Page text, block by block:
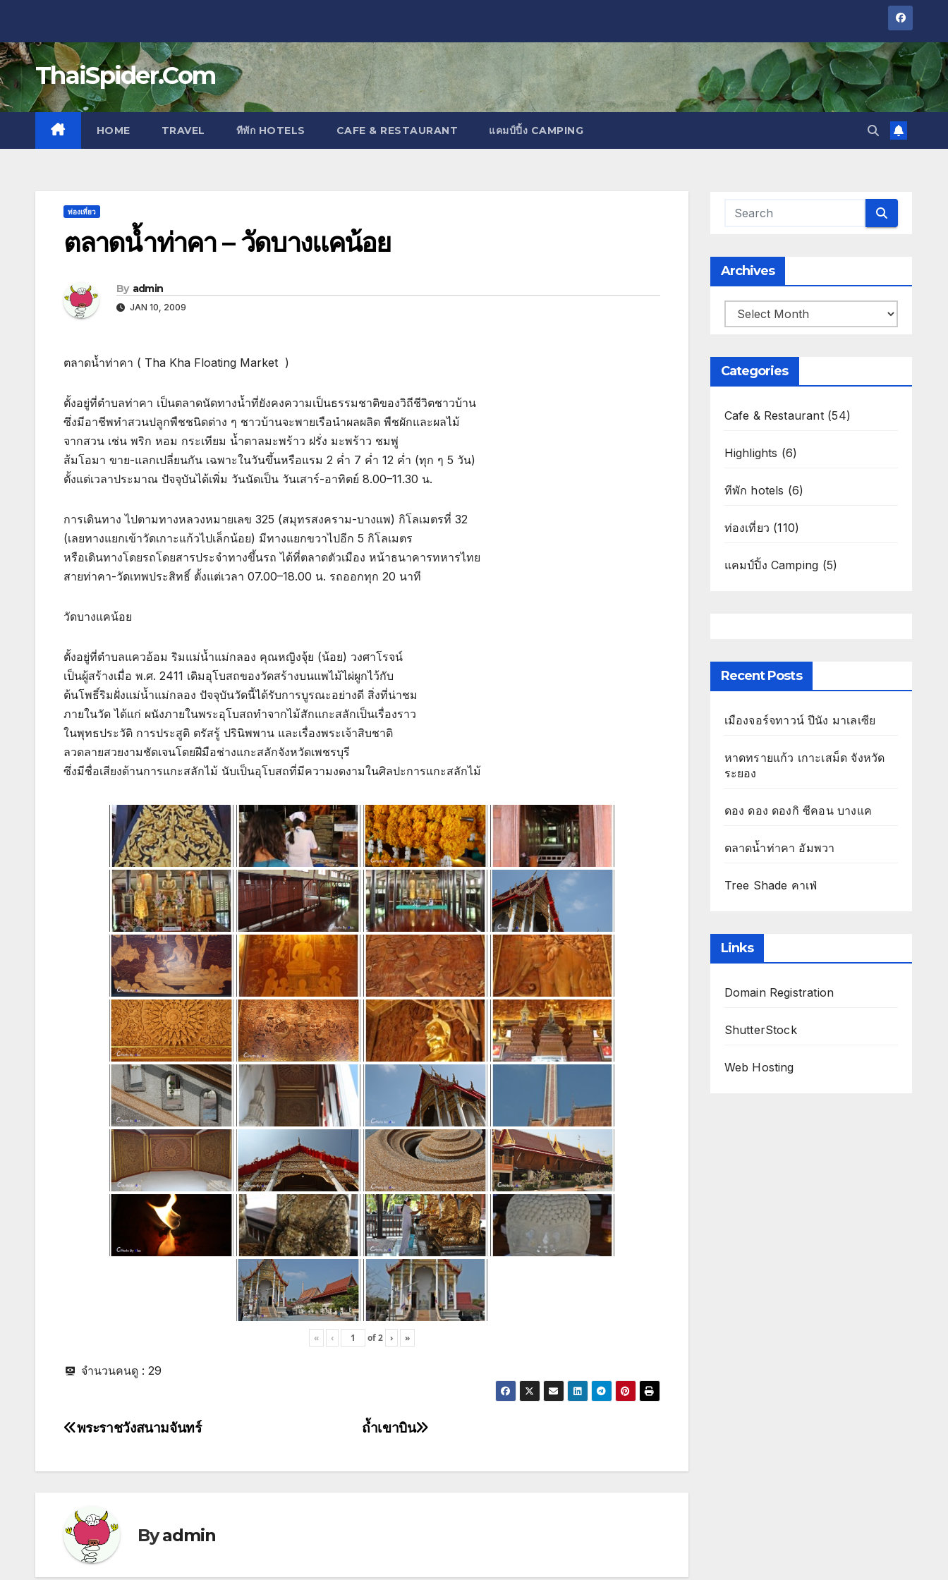
content
ThaiSpider.Com
HOME TRAVEL ทีพัก HOTELS CAFE & RESTAURANT แคมป์ปิ้ง CAMPING
ท่องเที่ยว
ตลาดน้ำท่าคา – วัดบางแคน้อย
By admin
JAN 10, 2009
ตลาดน้ำท่าคา ( Tha Kha Floating Market )
ตั้งอยู่ที่ตำบลท่าคา เป็นตลาดนัดทางน้ำที่ยังคงความเป็นธรรมชาติของวิถีชีวิตชาวบ้าน
ซึ่งมีอาชีพทำสวนปลูกพืชชนิดต่าง ๆ ชาวบ้านจะพายเรือนำผลผลิต พืชผักและผลไม้
จากสวน เช่น พริก หอม กระเทียม น้ำตาลมะพร้าว ฝรั่ง มะพร้าว ชมพู่
ส้มโอมา ขาย-แลกเปลี่ยนกัน เฉพาะในวันขึ้นหรือแรม 2 ค่ำ 7 ค่ำ 12 ค่ำ (ทุก ๆ 5 วัน)
ตั้งแต่เวลาประมาณ ปัจจุบันได้เพิ่ม วันนัดเป็น วันเสาร์-อาทิตย์ 8.00–11.30 น.
การเดินทาง ไปตามทางหลวงหมายเลข 325 (สมุทรสงคราม-บางแพ) กิโลเมตรที่ 32
(เลยทางแยกเข้าวัดเกาะแก้วไปเล็กน้อย) มีทางแยกขวาไปอีก 5 กิโลเมตร
หรือเดินทางโดยรถโดยสารประจำทางขึ้นรถ ได้ที่ตลาดตัวเมือง หน้าธนาคารทหารไทย
สายท่าคา-วัดเทพประสิทธิ์ ตั้งแต่เวลา 07.00–18.00 น. รถออกทุก 20 นาที
วัดบางแคน้อย
ตั้งอยู่ที่ตำบลแควอ้อม ริมแม่น้ำแม่กลอง คุณหญิงจุ้ย (น้อย) วงศาโรจน์
เป็นผู้สร้างเมื่อ พ.ศ. 2411 เดิมอุโบสถของวัดสร้างบนแพไม้ไผ่ผูกไว้กับ
ต้นโพธิ์ริมฝั่งแม่น้ำแม่กลอง ปัจจุบันวัดนี้ได้รับการบูรณะอย่างดี สิ่งที่น่าชม
ภายในวัด ได้แก่ ผนังภายในพระอุโบสถทำจากไม้สักแกะสลักเป็นเรื่องราว
ในพุทธประวัติ การประสูติ ตรัสรู้ ปรินิพพาน และเรื่องพระเจ้าสิบชาติ
ลวดลายสวยงามชัดเจนโดยฝีมือช่างแกะสลักจังหวัดเพชรบุรี
ซึ่งมีชื่อเสียงด้านการแกะสลักไม้ นับเป็นอุโบสถที่มีความงดงามในศิลปะการแกะสลักไม้
« ‹ of2 › »
จำนวนคนดู : 29
Post
ถ้ำเขาบิน
พระราชวังสนามจันทร์
Byadmin
Archives
Archives
Categories
Cafe & Restaurant(54)
Highlights (6)
ทีพัก hotels (6)
ท่องเที่ยว (110)
แคมป์ปิ้ง Camping (5)
Recent Posts
เมืองจอร์จทาวน์ ปีนัง มาเลเซีย
หาดทรายแก้ว เกาะเสม็ด จังหวัด
ระยอง
ดอง ดอง ดองกิ ซีคอน บางแค
ตลาดน้ำท่าคา อัมพวา
Tree Shade คาเฟ่
Links
Domain Registration
ShutterStock
Web Hosting